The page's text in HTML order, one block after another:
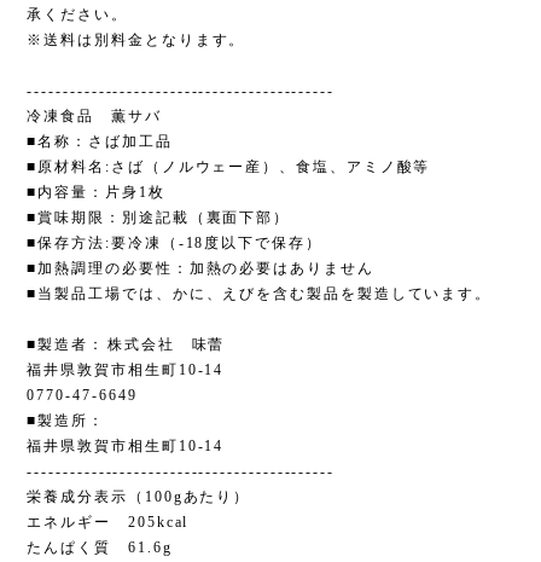
承ください。
※送料は別料金となります。
-------------------------------------------
冷凍食品 薫サバ
■名称：さば加工品
■原材料名:さば（ノルウェー産）、食塩、アミノ酸等
■内容量：片身1枚
■賞味期限：別途記載（裏面下部）
■保存方法:要冷凍（-18度以下で保存）
■加熱調理の必要性：加熱の必要はありません
■当製品工場では、かに、えびを含む製品を製造しています。
■製造者：株式会社 味蕾
福井県敦賀市相生町10-14
0770-47-6649
■製造所：
福井県敦賀市相生町10-14
-------------------------------------------
栄養成分表示（100gあたり）
エネルギー 205kcal
たんぱく質 61.6g